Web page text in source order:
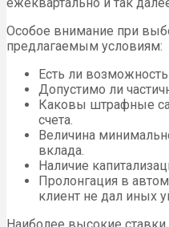
Особое внимание при
предлагаемым условиям:
Есть ли
Допустимо ли
Каковы штрафные
счета.
Величина
вклада.
Наличие
Пролонгация в
клиент не дал иных
Наиболее высокие